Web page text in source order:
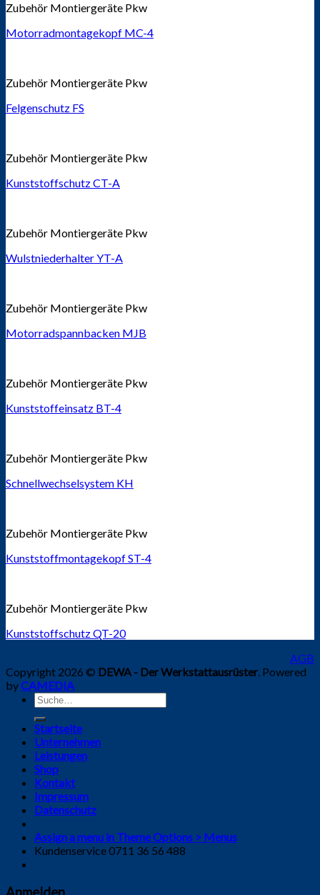
Zubehör Montiergeräte Pkw
Motorradmontagekopf MC-4
Zubehör Montiergeräte Pkw
Felgenschutz FS
Zubehör Montiergeräte Pkw
Kunststoffschutz CT-A
Zubehör Montiergeräte Pkw
Wulstniederhalter YT-A
Zubehör Montiergeräte Pkw
Motorradspannbacken MJB
Zubehör Montiergeräte Pkw
Kunststoffeinsatz BT-4
Zubehör Montiergeräte Pkw
Schnellwechselsystem KH
Zubehör Montiergeräte Pkw
Kunststoffmontagekopf ST-4
Zubehör Montiergeräte Pkw
Kunststoffschutz QT-20
AGB
Copyright 2026 © DEWA - Der Werkstattausrüster. Powered
byCAMEDIA
Suche
nach:
Startseite
Unternehmen
Leistungen
Shop
Kontakt
Impressum
Datenschutz
Assign a menu in Theme Options > Menus
Kundenservice 0711 36 56 488